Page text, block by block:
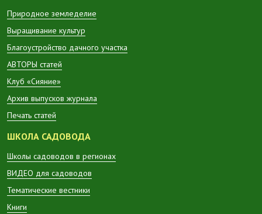
Природное земледелие
Выращивание культур
Благоустройство дачного участка
АВТОРЫ статей
Клуб «Сияние»
Архив выпусков журнала
Печать статей
ШКОЛА САДОВОДА
Школы садоводов в регионах
ВИДЕО для садоводов
Тематические вестники
Книги